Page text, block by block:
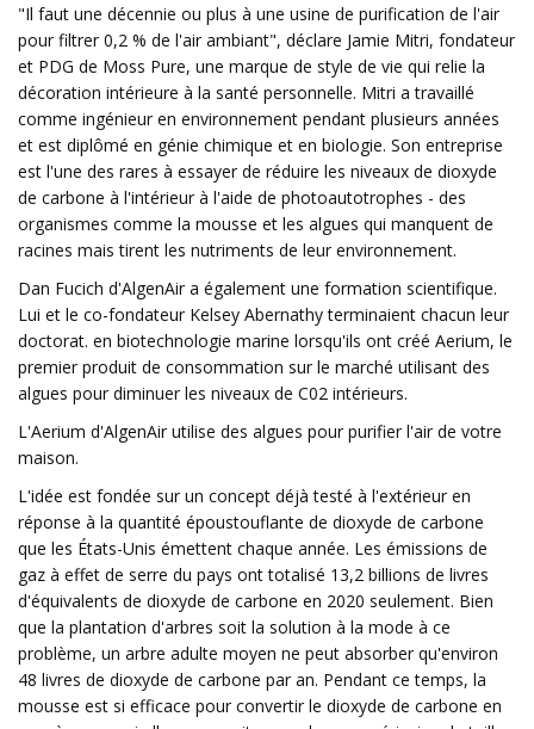
"Il faut une décennie ou plus à une usine de purification de l'air
pour filtrer 0,2 % de l'air ambiant", déclare Jamie Mitri, fondateur
et PDG de Moss Pure, une marque de style de vie qui relie la
décoration intérieure à la santé personnelle. Mitri a travaillé
comme ingénieur en environnement pendant plusieurs années
et est diplômé en génie chimique et en biologie. Son entreprise
est l'une des rares à essayer de réduire les niveaux de dioxyde
de carbone à l'intérieur à l'aide de photoautotrophes - des
organismes comme la mousse et les algues qui manquent de
racines mais tirent les nutriments de leur environnement.
Dan Fucich d'AlgenAir a également une formation scientifique.
Lui et le co-fondateur Kelsey Abernathy terminaient chacun leur
doctorat. en biotechnologie marine lorsqu'ils ont créé Aerium, le
premier produit de consommation sur le marché utilisant des
algues pour diminuer les niveaux de C02 intérieurs.
L'Aerium d'AlgenAir utilise des algues pour purifier l'air de votre
maison.
L'idée est fondée sur un concept déjà testé à l'extérieur en
réponse à la quantité époustouflante de dioxyde de carbone
que les États-Unis émettent chaque année. Les émissions de
gaz à effet de serre du pays ont totalisé 13,2 billions de livres
d'équivalents de dioxyde de carbone en 2020 seulement. Bien
que la plantation d'arbres soit la solution à la mode à ce
problème, un arbre adulte moyen ne peut absorber qu'environ
48 livres de dioxyde de carbone par an. Pendant ce temps, la
mousse est si efficace pour convertir le dioxyde de carbone en